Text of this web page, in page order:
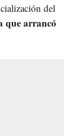
del
que arrancó